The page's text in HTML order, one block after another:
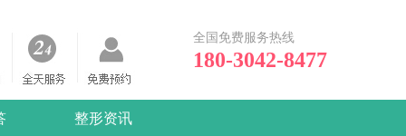
全国免费服务热线
180-3042-8477
整形资讯